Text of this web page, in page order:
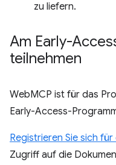
zu liefern.
Am Early-
teilnehmen
WebMCP ist für das
Early-Access-
Registrieren Sie sich
Zugriff auf die